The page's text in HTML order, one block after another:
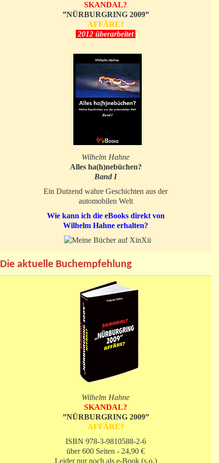
SKANDAL?
”NÜRBURGRING 2009”
AFFÄRE?
2012 überarbeitet
Wilhelm Hahne
Alles ha(h)nebüchen?
Band I
Ein Dutzend wahre Geschichten aus der
automobilen Welt
Wie kann ich die eBooks direkt von
Wilhelm Hahne erhalten?
Die aktuelle Buchempfehlung
Wilhelm Hahne
SKANDAL?
”NÜRBURGRING 2009”
AFFÄRE?
ISBN 978-3-9810588-2-6
über 600 Seiten - 24,90 €
Leider nur noch als e-Book (s.o.)